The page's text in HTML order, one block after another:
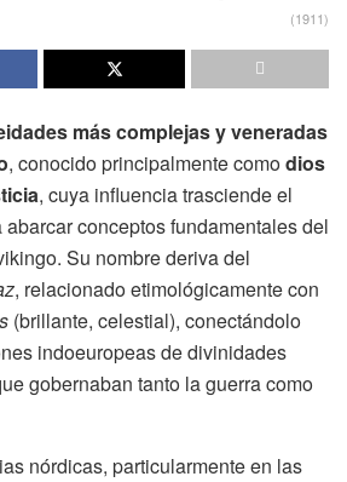
(1911)
más complejas y veneradas
, conocido principalmente comodios
, cuya influencia trasciende el
conceptos fundamentales del
Su nombre deriva del
, relacionado etimológicamente con
(brillante, celestial), conectándolo
indoeuropeas de divinidades
gobernaban tanto la guerra como
nórdicas, particularmente en las